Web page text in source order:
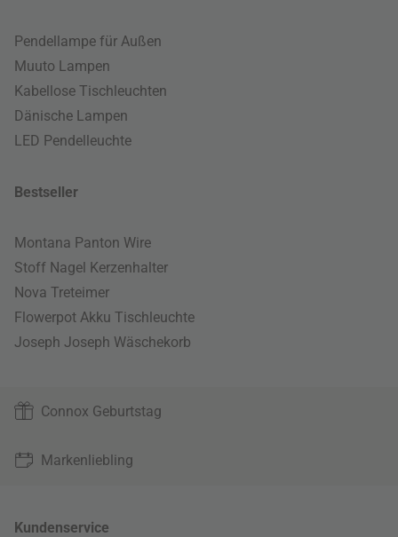
Pendellampe für Außen
Muuto Lampen
Kabellose Tischleuchten
Dänische Lampen
LED Pendelleuchte
Bestseller
Montana Panton Wire
Stoff Nagel Kerzenhalter
Nova Treteimer
Flowerpot Akku Tischleuchte
Joseph Joseph Wäschekorb
Connox Geburtstag
Markenliebling
Kundenservice